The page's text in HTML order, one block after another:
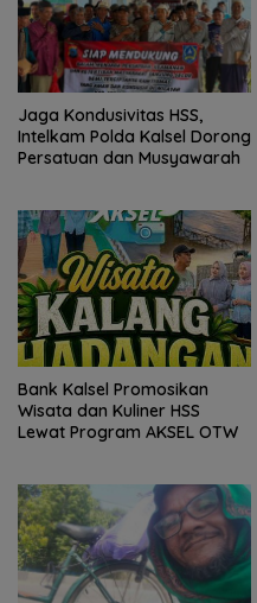
Jaga Kondusivitas HSS,
Intelkam Polda Kalsel Dorong
Persatuan dan Musyawarah
Bank Kalsel Promosikan
Wisata dan Kuliner HSS
Lewat Program AKSEL OTW